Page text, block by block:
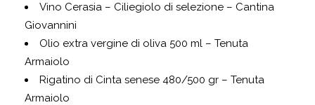
Vino Cerasia – Ciliegiolo di selezione – Cantina
Giovannini
Olio extra vergine di oliva 500 ml – Tenuta
Armaiolo
Rigatino di Cinta senese 480/500 gr – Tenuta
Armaiolo